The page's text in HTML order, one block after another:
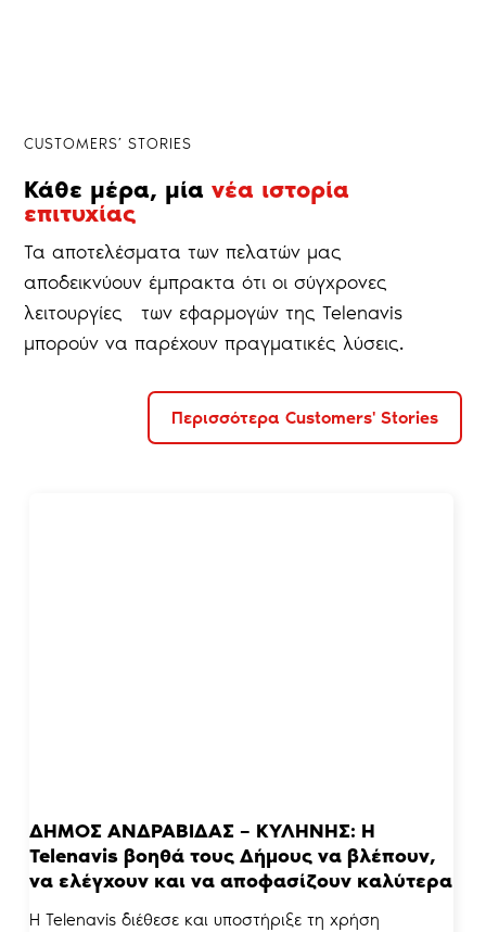
CUSTOMERS’ STORIES
Κάθε μέρα, μίανέα ιστορία
επιτυχίας
Τα αποτελέσματα των πελατών μας
αποδεικνύουν έμπρακτα ότι οι σύγχρονες
λειτουργίες των εφαρμογών της Telenavis
μπορούν να παρέχουν πραγματικές λύσεις.
Περισσότερα Customers' Stories
ΔΗΜΟΣ ΑΝΔΡΑΒΙΔΑΣ – ΚΥΛΗΝΗΣ: Η
Telenavis βοηθά τους Δήμους να βλέπουν,
να ελέγχουν και να αποφασίζουν καλύτερα
Η Telenavis διέθεσε και υποστήριξε τη χρήση